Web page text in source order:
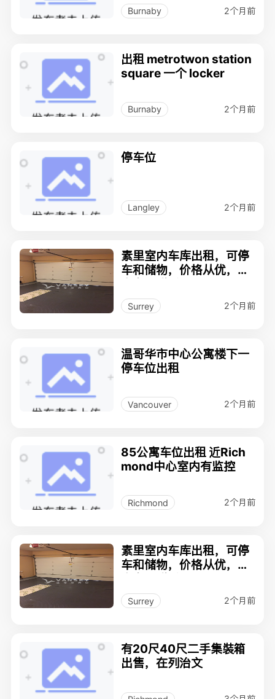
Burnaby 2个月前
出租 metrotwon station
square 一个 locker
Burnaby 2个月前
停车位
Langley 2个月前
素里室内车库出租，可停
车和储物，价格从优，有
948
Surrey 2个月前
温哥华市中心公寓楼下一
停车位出租
Vancouver 2个月前
85公寓车位出租 近Rich
mond中心室内有监控
Richmond 2个月前
素里室内车库出租，可停
车和储物，价格从优，有
948
Surrey 2个月前
有20尺40尺二手集裝箱
出售，在列治文